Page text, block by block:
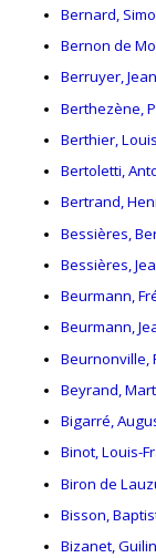
Bernard,
Bernon de
Berruyer,
Berthezène,
Berthier,
Bertoletti,
Bertrand,
Bessières,
Bessières,
Beurmann,
Beurmann,
Beurnonville,
Beyrand,
Bigarré,
Binot, Louis-
Biron de
Bisson,
Bizanet,